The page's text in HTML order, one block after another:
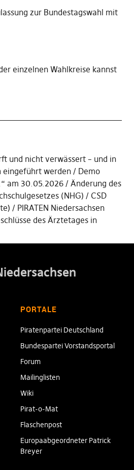
zur Bundestagswahl mit
einzelnen Wahlkreise kannst
und nicht verwässert – und in
eingeführt werden
Demo
am 30.05.2026
Änderung des
(NHG)
CSD
PIRATEN Niedersachsen
des Ärztetages in
PORTALE
Piratenpartei Deutschland
Bundespartei Vorstandsportal
Forum
Mailinglisten
Wiki
Pirat-o-Mat
Flaschenpost
Europaabgeordneter Patrick
Breyer